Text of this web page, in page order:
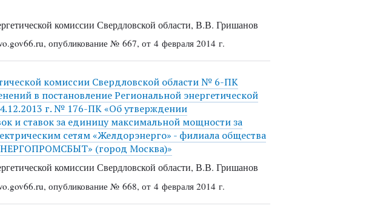
комиссии Свердловской области, В.В. Гришанов
опубликование № 667, от 4 февраля 2014 г.
комиссии Свердловской области № 6-ПК
в постановление Региональной энергетической
г. № 176-ПК «Об утверждении
и ставок за единицу максимальной мощности за
сетям «Желдорэнерго» - филиала общества
(город Москва)»
комиссии Свердловской области, В.В. Гришанов
опубликование № 668, от 4 февраля 2014 г.